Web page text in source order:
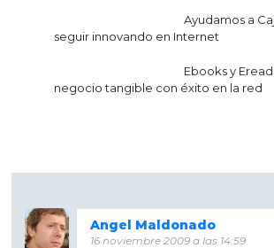
de
Ayudamos a
seguir innovando en Internet
Ebooks y
negocio tangible con éxito en la red
Angel Maldonado
16 noviembre 2009 a las 14:59